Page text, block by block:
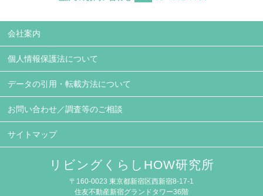
会社案内
個人情報保護法について
データの引用・転載方法について
お問い合わせ／調査等のご相談
サイトマップ
リビングくらしHOW研究所
〒160-0023 東京都新宿区西新宿8-17-1
住友不動産新宿グランドタワー36階